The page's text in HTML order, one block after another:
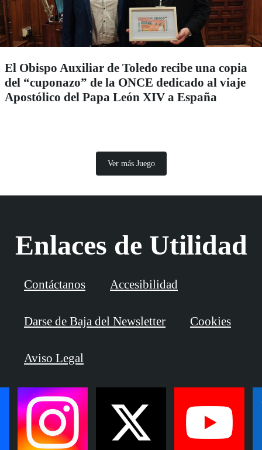
El Obispo Auxiliar de Toledo recibe una copia
del “cuponazo” de la ONCE dedicado al viaje
Apostólico del Papa León XIV a España
Ver más Juego
Enlaces de Utilidad
Contáctanos Accesibilidad
Darse de Baja del Newsletter Cookies
Aviso Legal